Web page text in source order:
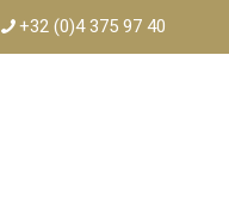
+32 (0)4 375 97 40